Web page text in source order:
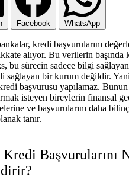
Facebook WhatsApp
kredi başvurularını
alıyor. Bu verilerin başında
bu sürecin sadece bilgi sağlayan
sağlayan bir kurum değildir.
başvurusu yapılamaz.
isteyen bireylerin finansal
ve başvurularını daha
tanır.
Başvurularını